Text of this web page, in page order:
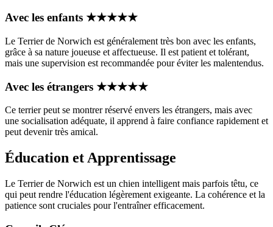
Avec les enfants ★★★★★
Le Terrier de Norwich est généralement très bon avec les enfants,
grâce à sa nature joueuse et affectueuse. Il est patient et tolérant,
mais une supervision est recommandée pour éviter les malentendus.
Avec les étrangers ★★★★★
Ce terrier peut se montrer réservé envers les étrangers, mais avec
une socialisation adéquate, il apprend à faire confiance rapidement et
peut devenir très amical.
Éducation et Apprentissage
Le Terrier de Norwich est un chien intelligent mais parfois têtu, ce
qui peut rendre l'éducation légèrement exigeante. La cohérence et la
patience sont cruciales pour l'entraîner efficacement.